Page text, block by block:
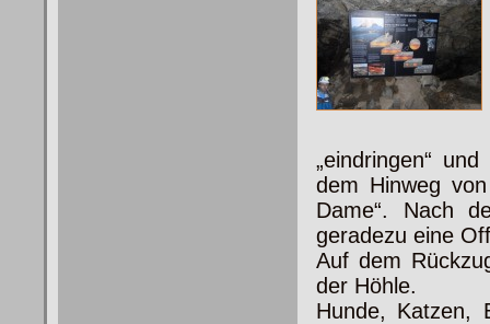
„eindringen“
dem Hinweg
Dame“. Nach
geradezu eine
Auf dem
der Höhle.
Hunde, Katzen,